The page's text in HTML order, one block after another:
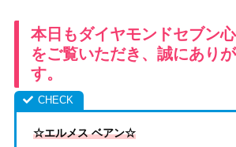
本日もダイヤモンドセブン
をご覧いただき、誠にあり
す。
☆エルメス ベアン☆